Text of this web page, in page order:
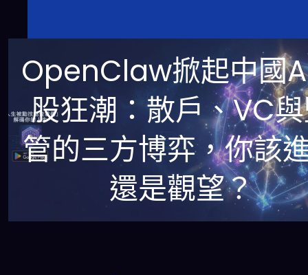
OpenClaw掀起中國
股狂潮：散戶、VC
管的三方博弈，你該
還是觀望？